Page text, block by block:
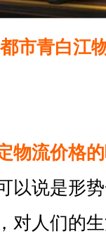
市青白江
物流价格
以说是形
对人们的